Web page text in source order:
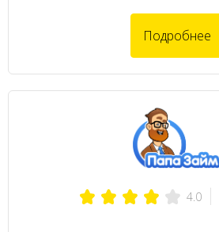
Подробнее
4.0